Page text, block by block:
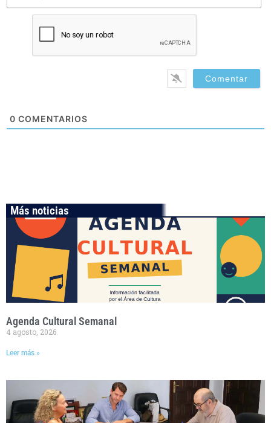
0 COMENTARIOS
Más noticias
Agenda Cultural Semanal
4 agosto, 2026
Leer más »